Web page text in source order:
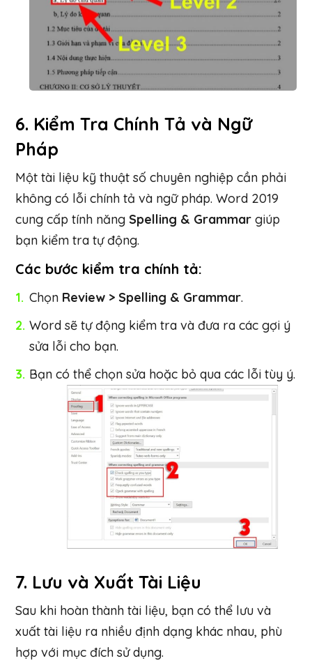
6. Kiểm Tra Chính Tả và Ngữ
Pháp
Một tài liệu kỹ thuật số chuyên nghiệp cần phải
không có lỗi chính tả và ngữ pháp. Word 2019
cung cấp tính năng Spelling & Grammar giúp
bạn kiểm tra tự động.
Các bước kiểm tra chính tả:
Chọn Review > Spelling & Grammar.
Word sẽ tự động kiểm tra và đưa ra các gợi ý
sửa lỗi cho bạn.
Bạn có thể chọn sửa hoặc bỏ qua các lỗi tùy ý.
7. Lưu và Xuất Tài Liệu
Sau khi hoàn thành tài liệu, bạn có thể lưu và
xuất tài liệu ra nhiều định dạng khác nhau, phù
hợp với mục đích sử dụng.